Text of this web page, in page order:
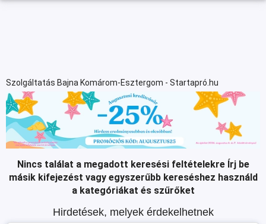
Szolgáltatás Bajna Komárom-Esztergom - Startapró.hu
Nincs találat a megadott keresési feltételekre Írj be
másik kifejezést vagy egyszerűbb kereséshez használd
a kategóriákat és szűrőket
Hirdetések, melyek érdekelhetnek